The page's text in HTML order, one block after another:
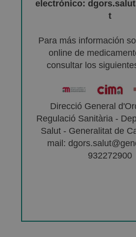
electrónico:
t
Para más información
online de
consultar los
Direcció General
Regulació Sanitària -
Salut - Generalitat de
mail:
932272900